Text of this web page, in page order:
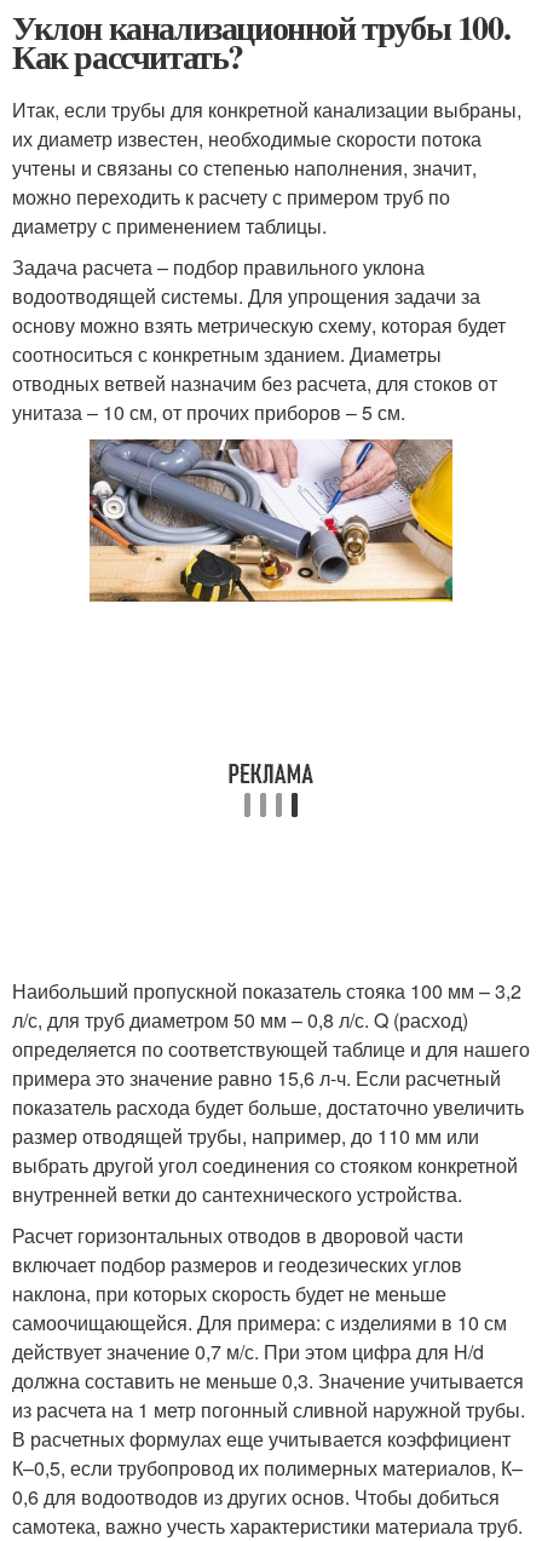
Уклон канализационной трубы 100.
Как рассчитать?
Итак, если трубы для конкретной канализации выбраны,
их диаметр известен, необходимые скорости потока
учтены и связаны со степенью наполнения, значит,
можно переходить к расчету с примером труб по
диаметру с применением таблицы.
Задача расчета – подбор правильного уклона
водоотводящей системы. Для упрощения задачи за
основу можно взять метрическую схему, которая будет
соотноситься с конкретным зданием. Диаметры
отводных ветвей назначим без расчета, для стоков от
унитаза – 10 см, от прочих приборов – 5 см.
Наибольший пропускной показатель стояка 100 мм – 3,2
л/с, для труб диаметром 50 мм – 0,8 л/с. Q (расход)
определяется по соответствующей таблице и для нашего
примера это значение равно 15,6 л-ч. Если расчетный
показатель расхода будет больше, достаточно увеличить
размер отводящей трубы, например, до 110 мм или
выбрать другой угол соединения со стояком конкретной
внутренней ветки до сантехнического устройства.
Расчет горизонтальных отводов в дворовой части
включает подбор размеров и геодезических углов
наклона, при которых скорость будет не меньше
самоочищающейся. Для примера: с изделиями в 10 см
действует значение 0,7 м/с. При этом цифра для H/d
должна составить не меньше 0,3. Значение учитывается
из расчета на 1 метр погонный сливной наружной трубы.
В расчетных формулах еще учитывается коэффициент
К–0,5, если трубопровод их полимерных материалов, К–
0,6 для водоотводов из других основ. Чтобы добиться
самотека, важно учесть характеристики материала труб.